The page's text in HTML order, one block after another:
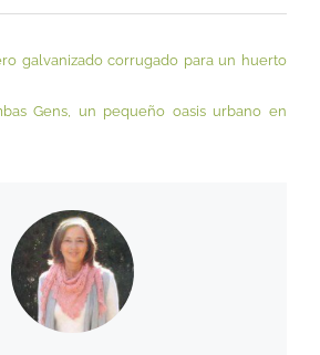
galvanizado corrugado para un huerto
Gens, un pequeño oasis urbano en